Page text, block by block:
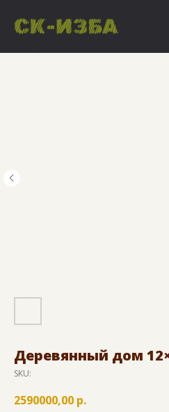
Деревянный дом
SKU:
2590000,00 р.